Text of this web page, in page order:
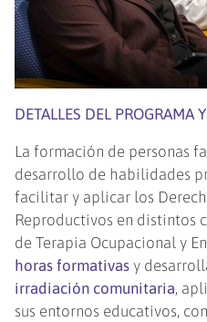
DETALLES DEL PROGRAMA
La formación de personas
desarrollo de habilidades
facilitar y aplicar los
Reproductivos en distintos
de Terapia Ocupacional y
horas formativas y
irradiación comunitaria,
sus entornos educativos,